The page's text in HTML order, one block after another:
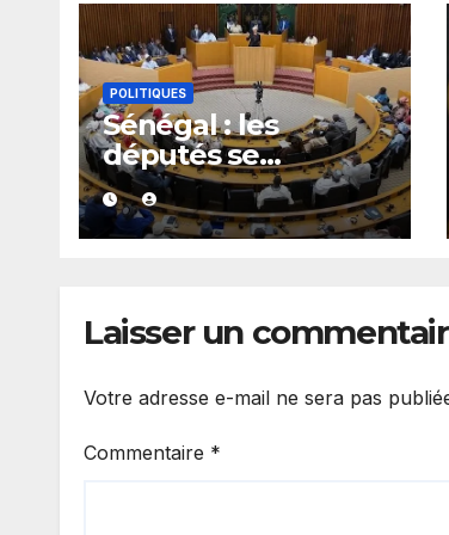
POLITIQUES
Sénégal : les
députés se
penchent dès le 10
août sur plusieurs
textes, dont les
Laisser un
Votre adresse e-mail ne sera pas
Commentaire *